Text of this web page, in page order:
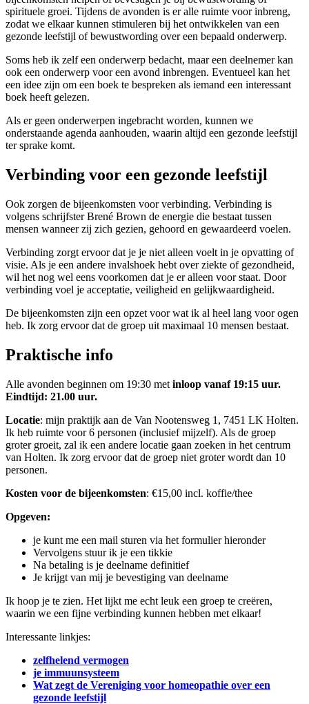
spirituele groei. Tijdens de avonden is er alle ruimte voor inbreng,
zodat we elkaar kunnen stimuleren bij het ontwikkelen van een
gezonde leefstijl of bewustwording over een bepaald onderwerp.
Soms heb ik zelf een onderwerp bedacht, maar een deelnemer kan
ook een onderwerp voor een avond inbrengen. Eventueel kan het
een idee zijn om een boek te bespreken als iemand een interessant
boek heeft gelezen.
Als er geen onderwerpen ingebracht worden, kunnen we
onderstaande agenda aanhouden, waarin altijd een gezonde leefstijl
ter sprake komt.
Verbinding voor een gezonde leefstijl
Ook zorgen de bijeenkomsten voor verbinding. Verbinding is
volgens schrijfster Brené Brown de energie die bestaat tussen
mensen wanneer zij zich gezien, gehoord en gewaardeerd voelen.
Verbinding zorgt ervoor dat je je niet alleen voelt in je opvatting of
visie. Als je een andere invalshoek hebt over ziekte of gezondheid,
wil het nog wel eens voorkomen dat je er alleen voor staat. Door
verbinding voel je acceptatie, veiligheid en gelijkwaardigheid.
De bijeenkomsten zijn een opzet voor wat ik al heel lang voor ogen
heb. Ik zorg ervoor dat de groep uit maximaal 10 mensen bestaat.
Praktische info
Alle avonden beginnen om 19:30 met inloop vanaf 19:15 uur.
Eindtijd: 21.00 uur.
Locatie: mijn praktijk aan de Van Nootensweg 1, 7451 LK Holten.
Ik heb ruimte voor 6 personen (inclusief mijzelf). Als de groep
groter groeit, zal ik een andere locatie gaan zoeken in het centrum
van Holten. Ik zorg ervoor dat de groep niet groter wordt dan 10
personen.
Kosten voor de bijeenkomsten: €15,00 incl. koffie/thee
Opgeven:
je kunt me een mail sturen via het formulier hieronder
Vervolgens stuur ik je een tikkie
Na betaling is je deelname definitief
Je krijgt van mij je bevestiging van deelname
Ik hoop je te zien. Het lijkt me echt leuk een groep te creëren,
waarin we een fijne verbinding kunnen hebben met elkaar!
Interessante linkjes:
zelfhelend vermogen
je immuunsysteem
Wat zegt de Vereniging voor homeopathie over een
gezonde leefstijl